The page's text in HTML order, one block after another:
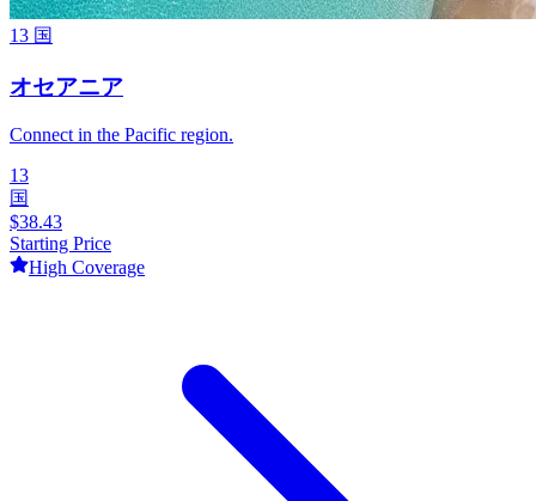
13 国
オセアニア
Connect in the Pacific region.
13
国
$38.43
Starting Price
High Coverage